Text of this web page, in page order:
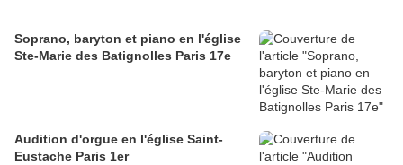
Soprano, baryton et piano en l'église
Ste-Marie des Batignolles Paris 17e
Audition d'orgue en l'église Saint-
Eustache Paris 1er